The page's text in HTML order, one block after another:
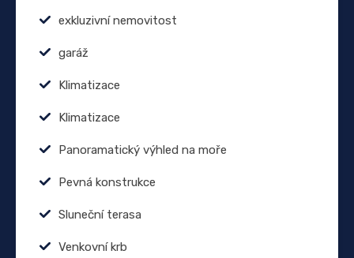
exkluzivní nemovitost
garáž
Klimatizace
Klimatizace
Panoramatický výhled na moře
Pevná konstrukce
Sluneční terasa
Venkovní krb